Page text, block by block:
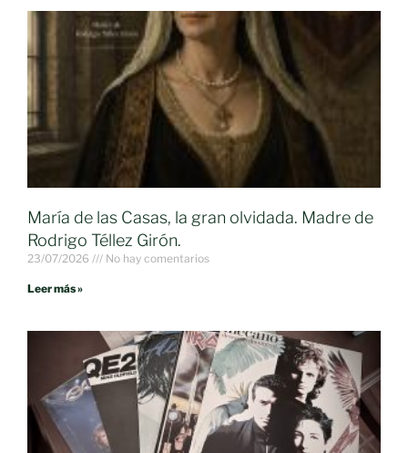
María de las Casas, la gran olvidada. Madre de
Rodrigo Téllez Girón.
23/07/2026 No hay comentarios
Leer más »